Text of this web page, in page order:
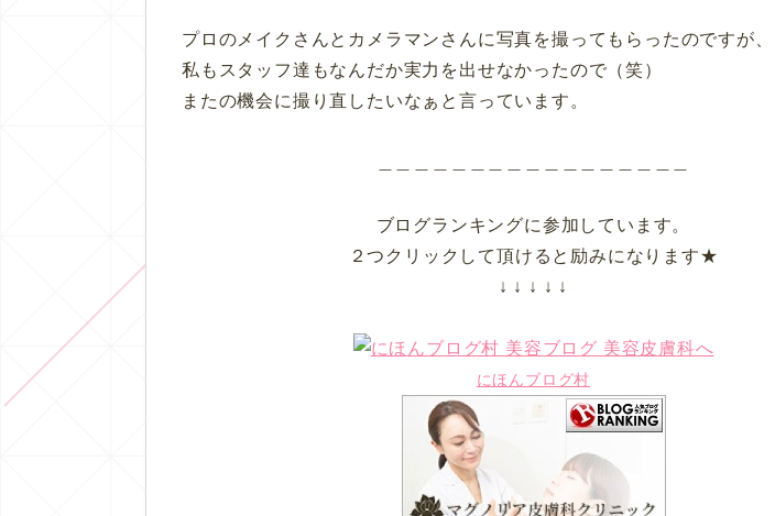
プロのメイクさんとカメラマンさんに写真を撮ってもらったのですが、
私もスタッフ達もなんだか実力を出せなかったので（笑）
またの機会に撮り直したいなぁと言っています。
ブログランキングに参加しています。
２つクリックして頂けると励みになります★
↓ ↓ ↓ ↓ ↓
にほんブログ村